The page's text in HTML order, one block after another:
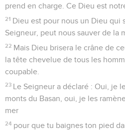
prend en charge. Ce Dieu est
21 Dieu est pour nous un Dieu qui
Seigneur, peut nous sauver de la
22 Mais Dieu brisera le crâne de
la tête chevelue de tous les
coupable.
23 Le Seigneur a déclaré : Oui, je
monts du Basan, oui, je les
mer
24 pour que tu baignes ton pied